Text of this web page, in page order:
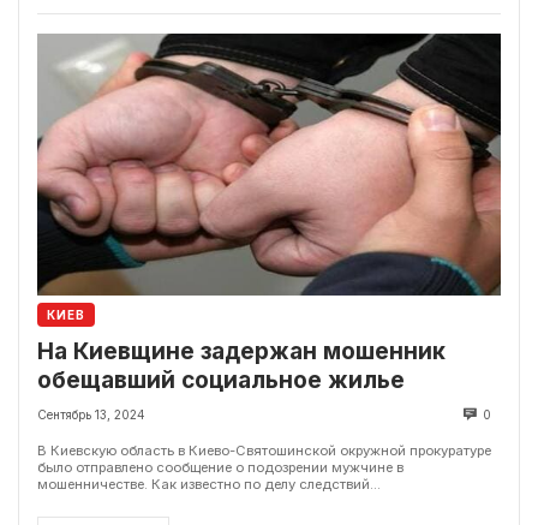
КИЕВ
На Киевщине задержан мошенник
обещавший социальное жилье
Сентябрь 13, 2024 0
В Киевскую область в Киево-Святошинской окружной прокуратуре
было отправлено сообщение о подозрении мужчине в
мошенничестве. Как известно по делу следствий...